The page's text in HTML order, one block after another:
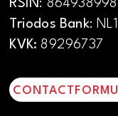
RSIN : 864938998
Triodos Bank:
KVK: 89296737